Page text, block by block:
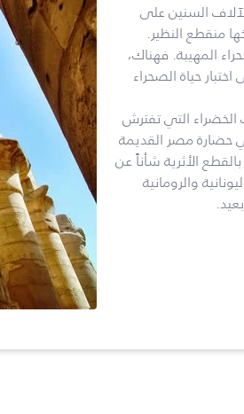
السنين على
منقطع النظير.
المهيبة. فهناك،
حياة الصحراء
التي تفترش
في حضارة مصر القديمة
الأثرية شأناً عن
والرومانية